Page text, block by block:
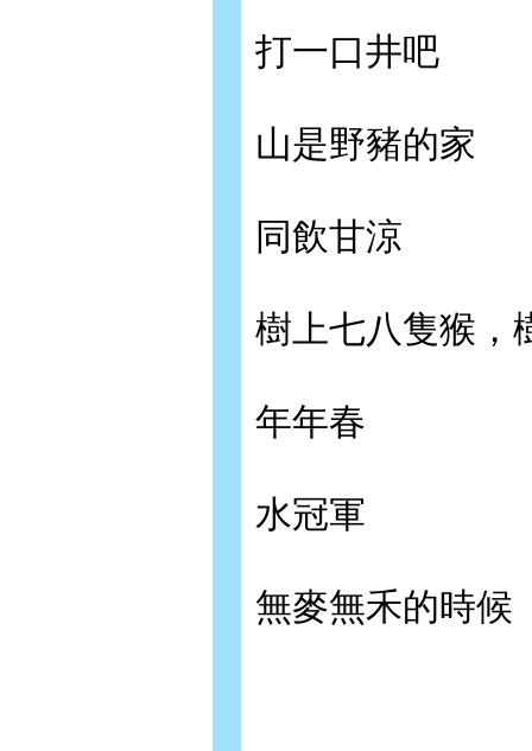
打一口井吧
山是野豬的家
同飲甘涼
樹上七八隻猴，
年年春
水冠軍
無麥無禾的時候